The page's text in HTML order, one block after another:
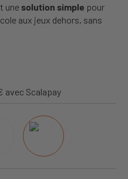
unesolution simple pour
aux jeux dehors, sans
avec Scalapay